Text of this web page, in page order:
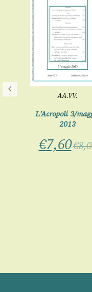
AA.VV.
L’Acropoli 3/
2013
€7,60€